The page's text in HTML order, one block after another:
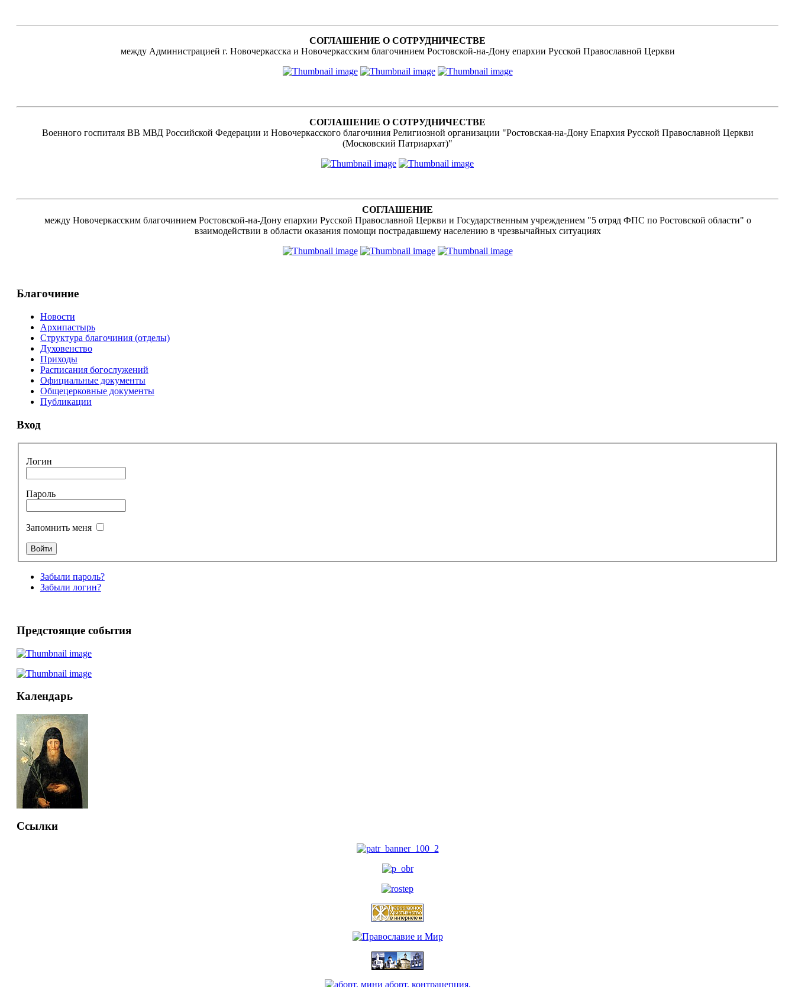
СОГЛАШЕНИЕ О СОТРУДНИЧЕСТВЕ
между Администрацией г. Новочеркасска и Новочеркасским благочинием Ростовской-на-Дону епархии Русской Православной Церкви
СОГЛАШЕНИЕ О СОТРУДНИЧЕСТВЕ
Военного госпиталя ВВ МВД Российской Федерации и Новочеркасского благочиния Религиозной организации "Ростовская-на-Дону Епархия Русской Православной Церкви
(Московский Патриархат)"
СОГЛАШЕНИЕ
между Новочеркасским благочинием Ростовской-на-Дону епархии Русской Православной Церкви и Государственным учреждением "5 отряд ФПС по Ростовской области" о
взаимодействии в области оказания помощи пострадавшему населению в чрезвычайных ситуациях
Благочиние
Новости
Архипастырь
Структура благочиния (отделы)
Духовенство
Приходы
Расписания богослужений
Официальные документы
Общецерковные документы
Публикации
Вход
Логин
Пароль
Запомнить меня
Забыли пароль?
Забыли логин?
Предстоящие события
Календарь
Ссылки